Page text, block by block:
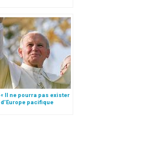
« Il ne pourra pas exister
d’Europe pacifique